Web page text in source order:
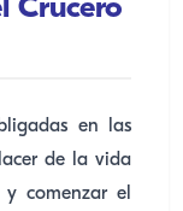
Crucero
en las
de la vida
comenzar el